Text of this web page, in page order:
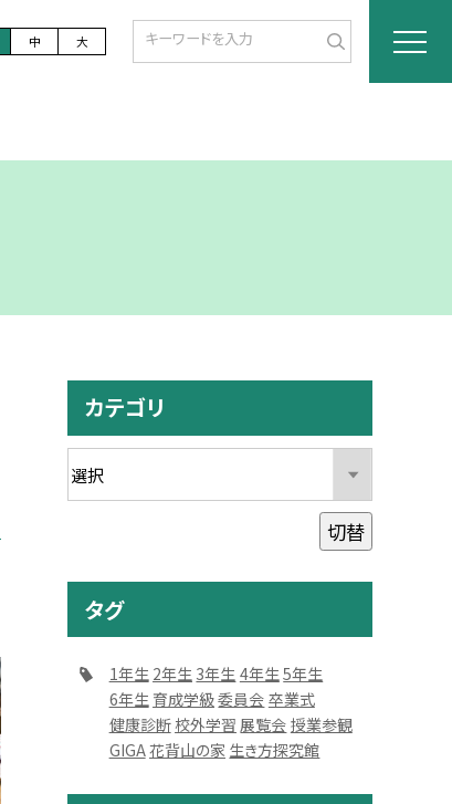
中 大
カテゴリ
切替
タグ
1年生 2年生 3年生 4年生 5年生
6年生 育成学級委員会 卒業式
健康診断 校外学習 展覧会 授業参観
GIGA花背山の家 生き方探究館